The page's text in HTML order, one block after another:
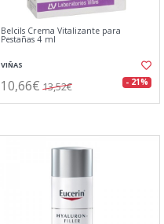
Belcils Crema Vitalizante para
Pestañas 4 ml
VIÑAS
10,66€ 13,52€ - 21%